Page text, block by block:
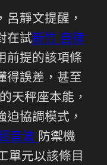
靜文提醒，
在試新竹 自律
前提的該項條
得誤差，甚至
天秤座本能，
迫協調模式，
音波 防禦機
單元以該條目